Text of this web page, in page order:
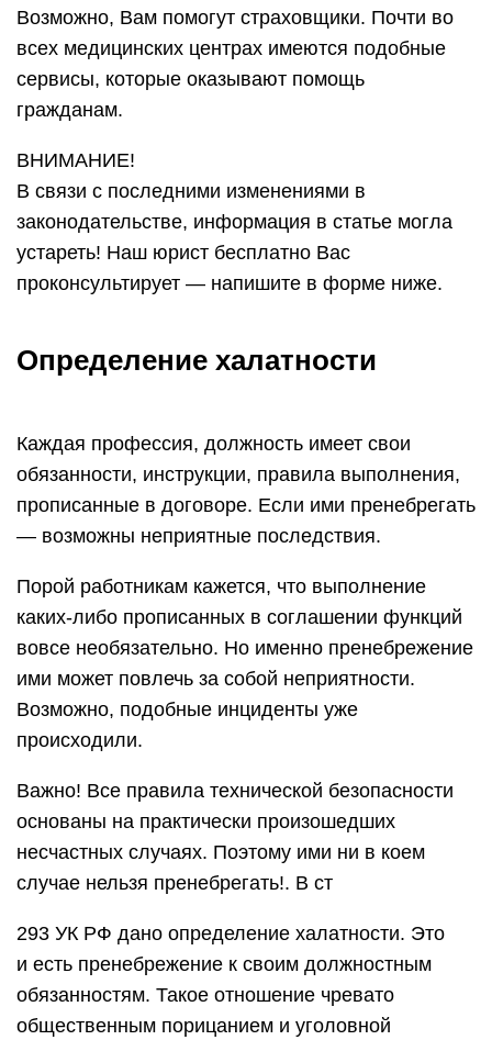
Возможно, Вам помогут страховщики. Почти во
всех медицинских центрах имеются подобные
сервисы, которые оказывают помощь
гражданам.
ВНИМАНИЕ!
В связи с последними изменениями в
законодательстве, информация в статье могла
устареть! Наш юрист бесплатно Вас
проконсультирует — напишите в форме ниже.
Определение халатности
Каждая профессия, должность имеет свои
обязанности, инструкции, правила выполнения,
прописанные в договоре. Если ими пренебрегать
— возможны неприятные последствия.
Порой работникам кажется, что выполнение
каких-либо прописанных в соглашении функций
вовсе необязательно. Но именно пренебрежение
ими может повлечь за собой неприятности.
Возможно, подобные инциденты уже
происходили.
Важно! Все правила технической безопасности
основаны на практически произошедших
несчастных случаях. Поэтому ими ни в коем
случае нельзя пренебрегать!. В ст
293 УК РФ дано определение халатности. Это
и есть пренебрежение к своим должностным
обязанностям. Такое отношение чревато
общественным порицанием и уголовной